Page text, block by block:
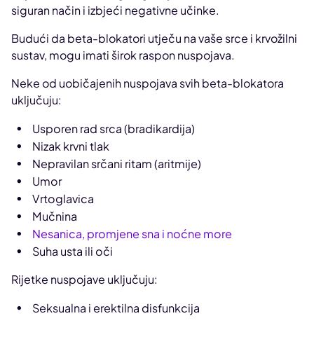
siguran način i izbjeći negativne učinke.
Budući da beta-blokatori utječu na vaše srce i krvožilni
sustav, mogu imati širok raspon nuspojava.
Neke od uobičajenih nuspojava svih beta-blokatora
uključuju:
Usporen rad srca (bradikardija)
Nizak krvni tlak
Nepravilan srčani ritam (aritmije)
Umor
Vrtoglavica
Mučnina
Nesanica, promjene sna i noćne more
Suha usta ili oči
Rijetke nuspojave uključuju:
Seksualna i erektilna disfunkcija